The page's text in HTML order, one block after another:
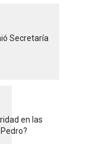
Secretaría
en las